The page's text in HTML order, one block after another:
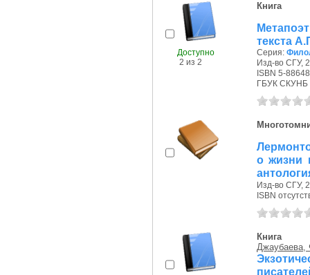
Доступно
2 из 2
Книга
текста
Серия:
Изд-во СГУ,
ISBN 5-
ГБУК
о жизни
Изд-во СГУ,
ISBN
Книга